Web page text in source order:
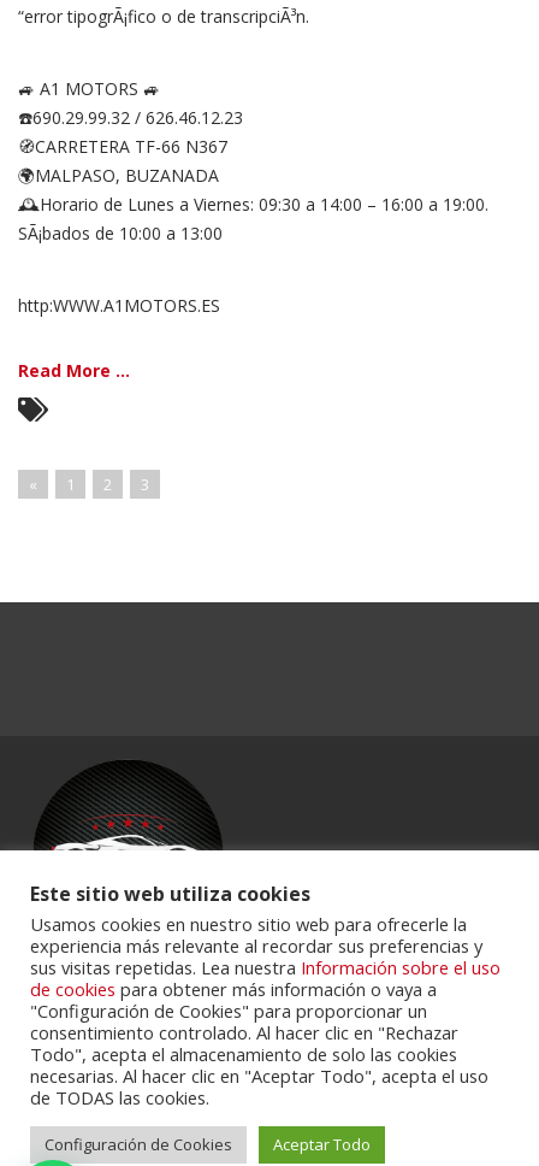
“error tipogrÃ¡fico o de transcripciÃ³n.
🚙 A1 MOTORS 🚙
☎️690.29.99.32 / 626.46.12.23
🧭CARRETERA TF-66 N367
🌍MALPASO, BUZANADA
🕰Horario de Lunes a Viernes: 09:30 a 14:00 – 16:00 a 19:00.
SÃ¡bados de 10:00 a 13:00
http:WWW.A1MOTORS.ES
Read More ...
« 1 2 3
Powered byPortalclub.
Este sitio web utiliza cookies
Usamos cookies en nuestro sitio web para ofrecerle la
experiencia más relevante al recordar sus preferencias y
sus visitas repetidas. Lea nuestra Información sobre el uso
de cookies para obtener más información o vaya a
"Configuración de Cookies" para proporcionar un
consentimiento controlado. Al hacer clic en "Rechazar
Todo", acepta el almacenamiento de solo las cookies
necesarias. Al hacer clic en "Aceptar Todo", acepta el uso
de TODAS las cookies.
Configuración de Cookies Aceptar Todo